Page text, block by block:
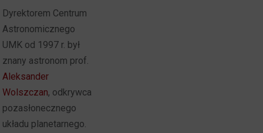
Dyrektorem Centrum
Astronomicznego
UMK od 1997 r. był
znany astronom prof.
Aleksander
Wolszczan, odkrywca
pozasłonecznego
układu planetarnego.